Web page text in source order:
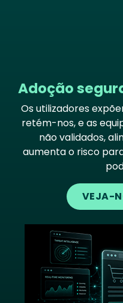
Adoção
Os utilizadores
retém-nos, e as
não validados,
aumenta o risco
VEJA-